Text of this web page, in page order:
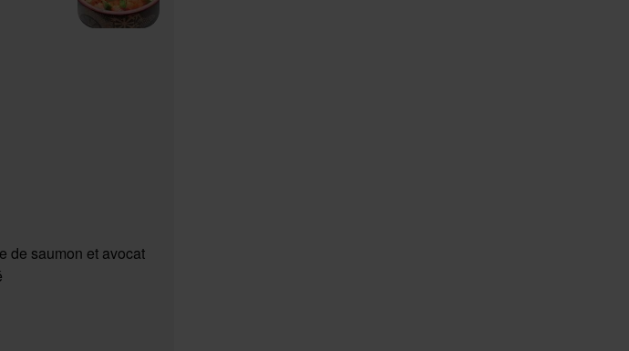
de saumon et avocat